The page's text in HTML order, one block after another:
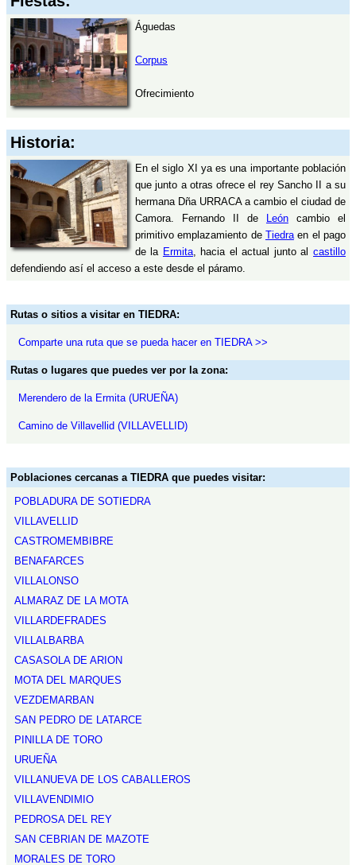
Águedas
Corpus
Ofrecimiento
Historia:
En el siglo XI ya es una importante población
que junto a otras ofrece el rey Sancho II a su
hermana Dña URRACA a cambio el ciudad de
Camora. Fernando II de
Leóncambio el
primitivo emplazamiento de Tiedraen el pago
de la Ermita, hacia el actual junto alcastillo
defendiendo así el acceso a este desde el páramo.
Rutas o sitios a visitar en TIEDRA:
Comparte una ruta que se pueda hacer en TIEDRA >>
Rutas o lugares que puedes ver por la zona:
Merendero de la Ermita (URUEÑA)
Camino de Villavellid (VILLAVELLID)
Poblaciones cercanas a TIEDRA que puedes visitar:
POBLADURA DE SOTIEDRA
VILLAVELLID
CASTROMEMBIBRE
BENAFARCES
VILLALONSO
ALMARAZ DE LA MOTA
VILLARDEFRADES
VILLALBARBA
CASASOLA DE ARION
MOTA DEL MARQUES
VEZDEMARBAN
SAN PEDRO DE LATARCE
PINILLA DE TORO
URUEÑA
VILLANUEVA DE LOS CABALLEROS
VILLAVENDIMIO
PEDROSA DEL REY
SAN CEBRIAN DE MAZOTE
MORALES DE TORO